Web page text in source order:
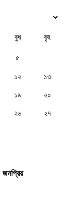
বুধ বৃহ
৫
১২ ১৩
১৯ ২০
২৬ ২৭
জনপ্রিয়